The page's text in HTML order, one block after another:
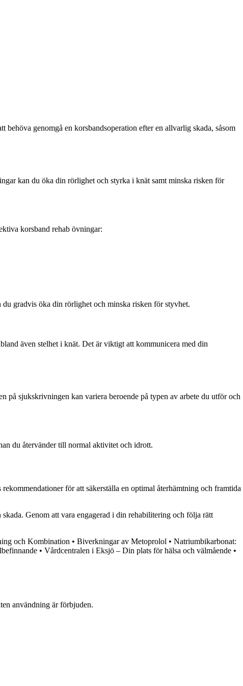
genomgå en korsbandsoperation efter en allvarlig skada, såsom
kan du öka din rörlighet och styrka i knät samt minska risken för
korsband rehab övningar:
gradvis öka din rörlighet och minska risken för styvhet.
även stelhet i knät. Det är viktigt att kommunicera med din
på sjukskrivningen kan variera beroende på typen av arbete du utför och
du återvänder till normal aktivitet och idrott.
för att säkerställa en optimal återhämtning och framtida
Genom att vara engagerad i din rehabilitering och följa rätt
och Kombination • Biverkningar av Metoprolol • Natriumbikarbonat:
• Vårdcentralen i Eksjö – Din plats för hälsa och välmående •
användning är förbjuden.